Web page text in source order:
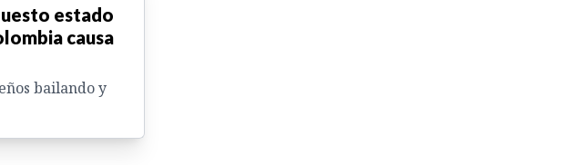
estado
causa
bailando y